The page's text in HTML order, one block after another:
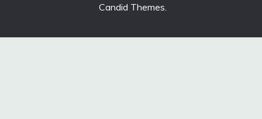
Candid Themes